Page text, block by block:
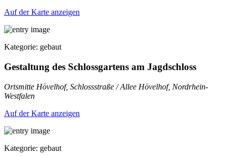
Auf der Karte anzeigen
Kategorie: gebaut
Gestaltung des Schlossgartens am Jagdschloss
Ortsmitte Hövelhof, Schlossstraße / Allee Hövelhof, Nordrhein-
Westfalen
Auf der Karte anzeigen
Kategorie: gebaut